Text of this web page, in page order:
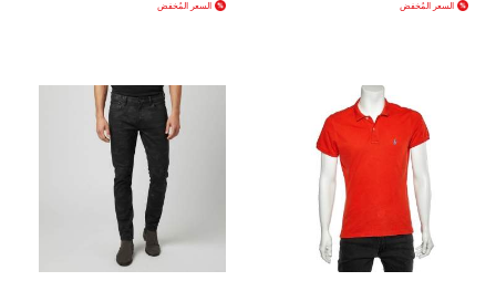
السعر المُخفض السعر المُخفض